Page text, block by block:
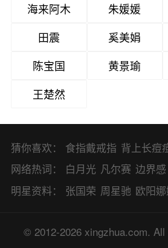
海来阿木
朱媛媛
田震
奚美娟
陈宝国
黄景瑜
王楚然
猜你喜欢： 食指戴戒指 背上长痘
避暑胜地
网络热词：
白月光 凡尔赛 边界感
凤雏 二次元 KPI
胺 SP OC HOLD
明星资料：
张国荣 周星驰 欧阳
谭松韵 唐嫣 童瑶 宋
© 2012-2026 xingzhua.com.